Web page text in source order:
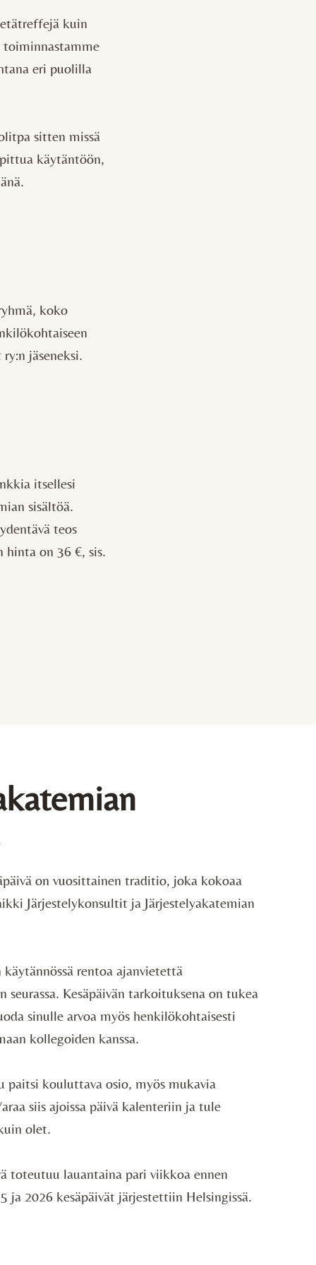
kuin
toiminnastamme
eri puolilla
sitten missä
käytäntöön,
koko
jäseneksi.
itsellesi
sisältöä.
teos
on 36 €, sis.
on vuosittainen traditio, joka kokoaa
Järjestelykonsultit ja Järjestelyakatemian
rentoa ajanvietettä
seurassa. Kesäpäivän tarkoituksena on tukea
sinulle arvoa myös henkilökohtaisesti
kollegoiden kanssa.
paitsi kouluttava osio, myös mukavia
siis ajoissa päivä kalenteriin ja tule
olet.
toteutuu lauantaina pari viikkoa ennen
ja 2026 kesäpäivät järjestettiin Helsingissä.